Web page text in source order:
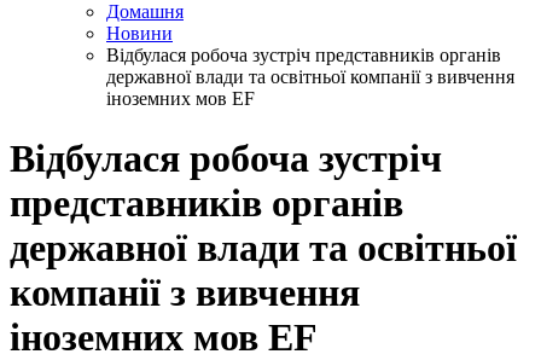
Домашня
Новини
Відбулася робоча зустріч представників органів
державної влади та освітньої компанії з вивчення
іноземних мов EF
Відбулася робоча зустріч
представників органів
державної влади та освітньої
компанії з вивчення
іноземних мов EF